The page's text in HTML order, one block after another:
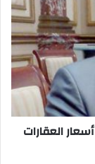
العقارات